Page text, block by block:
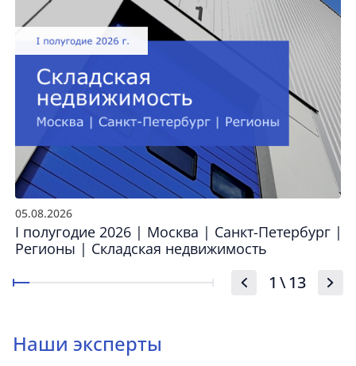
05.08.2026
I полугодие 2026 | Москва | Санкт-Петербург |
Регионы | Складская недвижимость
1 \13
Наши эксперты